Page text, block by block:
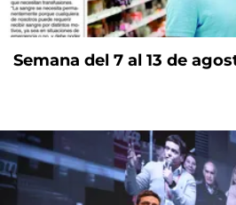
Semana del 7 al 13 de